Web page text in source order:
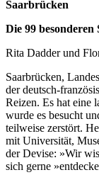
Saarbrücken
Die 99 besonderen
Rita Dadder und
Saarbrücken,
der deutsch-
Reizen. Es hat eine
wurde es besucht
teilweise zerstört.
mit Universität,
der Devise: »Wir
sich gerne